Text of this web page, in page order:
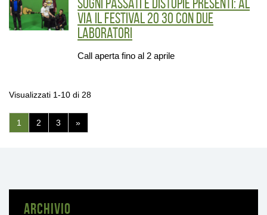
Sogni passati e distopie presenti: al
via il Festival 20 30 con due
laboratori
Call aperta fino al 2 aprile
Visualizzati 1-10 di 28
1
(pagina
corrente)
2 3 »
ARCHIVIO